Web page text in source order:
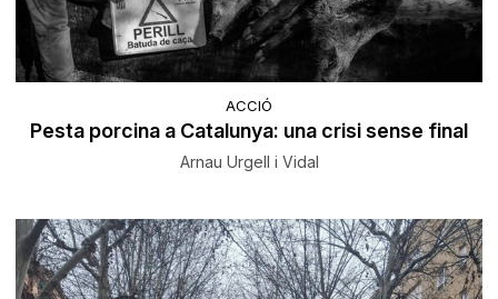
ACCIÓ
Pesta porcina a Catalunya: una crisi sense final
Arnau Urgell i Vidal